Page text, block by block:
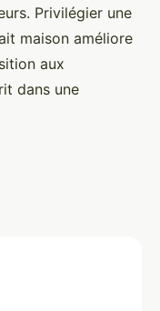
Privilégier une
maison améliore
aux
dans une